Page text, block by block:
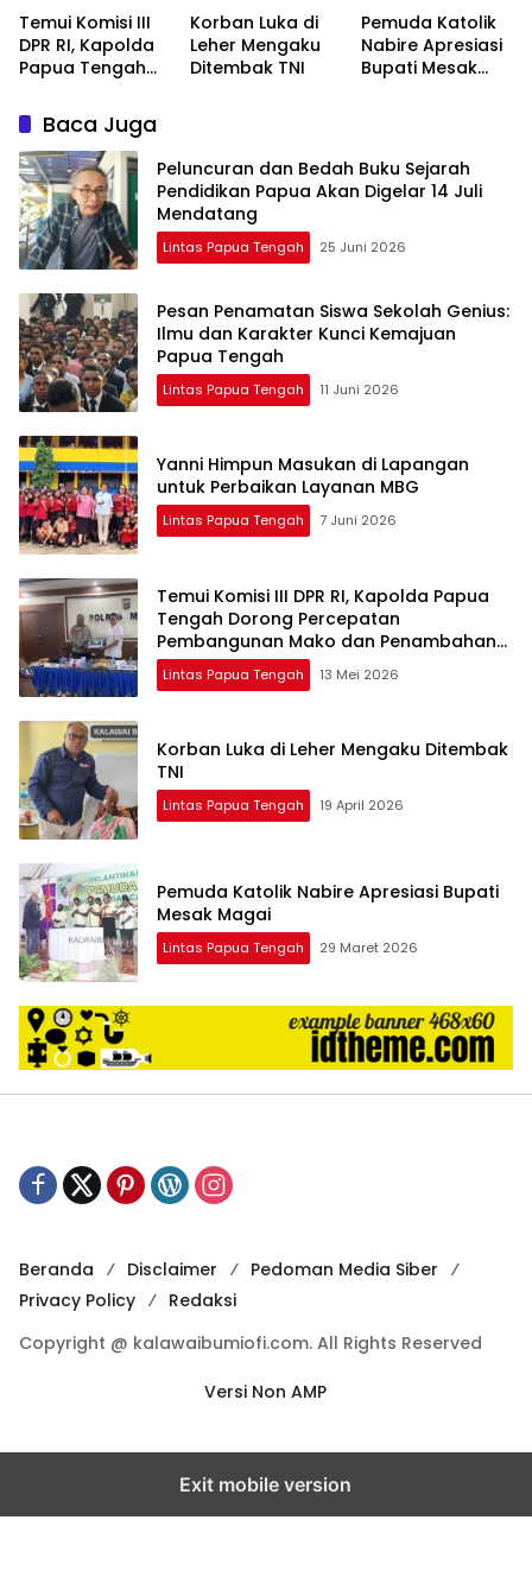
Temui Komisi III
DPR RI, Kapolda
Papua Tengah
Percepatan
Pembangunan
Mako dan
Penambahan
Personel
Korban Luka di
Leher Mengaku
Ditembak TNI
Pemuda Katolik
Nabire Apresiasi
Bupati Mesak
Baca Juga
Peluncuran dan Bedah Buku Sejarah
Pendidikan Papua Akan Digelar 14 Juli
Mendatang
Lintas Papua Tengah 25 Juni 2026
Pesan Penamatan Siswa Sekolah Genius:
Ilmu dan Karakter Kunci Kemajuan
Papua Tengah
Lintas Papua Tengah 11 Juni 2026
Yanni Himpun Masukan di Lapangan
untuk Perbaikan Layanan MBG
Lintas Papua Tengah 7 Juni 2026
Temui Komisi III DPR RI, Kapolda Papua
Tengah Dorong Percepatan
Pembangunan Mako dan Penambahan
Personel
Lintas Papua Tengah 13 Mei 2026
Korban Luka di Leher Mengaku Ditembak
TNI
Lintas Papua Tengah 19 April 2026
Pemuda Katolik Nabire Apresiasi Bupati
Mesak Magai
Lintas Papua Tengah 29 Maret 2026
Beranda Disclaimer
Pedoman Media Siber
Privacy Policy
Redaksi
Copyright @ kalawaibumiofi.com. All Rights Reserved
Versi Non AMP
Exit mobile version